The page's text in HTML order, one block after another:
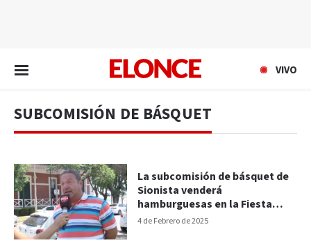
VIVO
SUBCOMISIÓN DE BÁSQUET
4 de Febrero de 2025
La subcomisión de básquet de
Sionista venderá
hamburguesas en la Fiesta
Nacional del Mate